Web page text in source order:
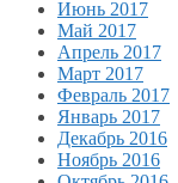
Июнь 2017
Май 2017
Апрель 2017
Март 2017
Февраль 2017
Январь 2017
Декабрь 2016
Ноябрь 2016